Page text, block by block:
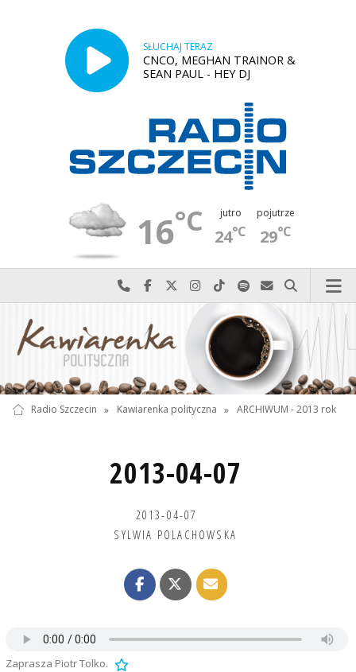
SŁUCHAJ TERAZ
CNCO, MEGHAN TRAINOR &
SEAN PAUL - HEY DJ
16°C jutro
24°C
pojutrze
29°C
Najlepiej po prostu do nas zadzwoń
Odwiedź nas na Facebook-u
Odwiedź nas na X
Odwiedź nas na Instagram-ie
Odwiedź nas na TikTok-u
Szukaj nas na Spotify
Wyślij do nas
Szukaj
Radio Szczecin » Kawiarenka polityczna » ARCHIWUM - 2013 rok
2013-04-07
2013-04-07
SYLWIA POLACHOWSKA
Zaprasza Piotr Tolko.